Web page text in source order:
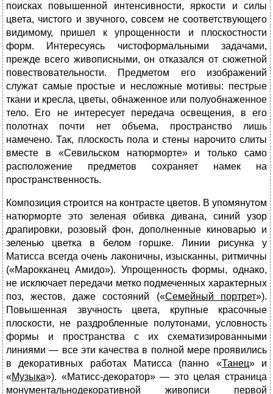
поисках повышенной интенсивности, яркости и силы
цвета, чистого и звучного, совсем не соответствующего
видимому, пришел к упрощенности и плоскостности
форм. Интересуясь чистоформальными задачами,
прежде всего живописными, он отказался от сюжетной
повествовательности. Предметом его изображений
служат самые простые и несложные мотивы: пестрые
ткани и кресла, цветы, обнаженное или полуобнаженное
тело. Его не интересует передача освещения, в его
полотнах почти нет объема, пространство лишь
намечено. Так, плоскость пола и стены нарочито слиты
вместе в «Севильском натюрморте» и только само
расположение предметов сохраняет намек на
пространственность.
Композиция строится на контрасте цветов. В упомянутом
натюрморте это зеленая обивка дивана, синий узор
драпировки, розовый фон, дополненные киноварью и
зеленью цветка в белом горшке. Линии рисунка у
Матисса всегда очень лаконичны, изысканны, ритмичны
(«Марокканец Амидо»). Упрощенность формы, однако,
не исключает передачи метко подмеченных характерных
поз, жестов, даже состояний («Семейный портрет»).
Повышенная звучность цвета, крупные красочные
плоскости, не раздробленные полутонами, условность
формы и пространства с их схематизированными
линиями — все эти качества в полной мере проявились
в декоративных работах Матисса (панно «Танец» и
«Музыка»). «Матисс-декоратор» — это целая страница
монументальнодекоративной живописи первой